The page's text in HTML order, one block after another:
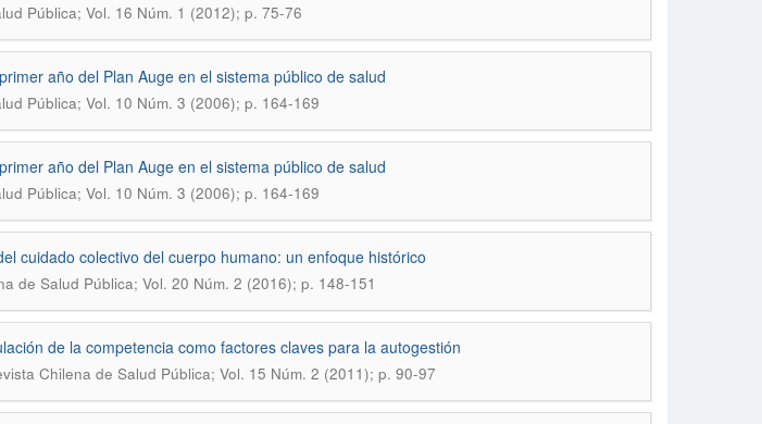
Pública; Vol. 16 Núm. 1 (2012); p. 75-76
año del Plan Auge en el sistema público de salud
Pública; Vol. 10 Núm. 3 (2006); p. 164-169
año del Plan Auge en el sistema público de salud
Pública; Vol. 10 Núm. 3 (2006); p. 164-169
cuidado colectivo del cuerpo humano: un enfoque histórico
de Salud Pública; Vol. 20 Núm. 2 (2016); p. 148-151
de la competencia como factores claves para la autogestión
Chilena de Salud Pública; Vol. 15 Núm. 2 (2011); p. 90-97